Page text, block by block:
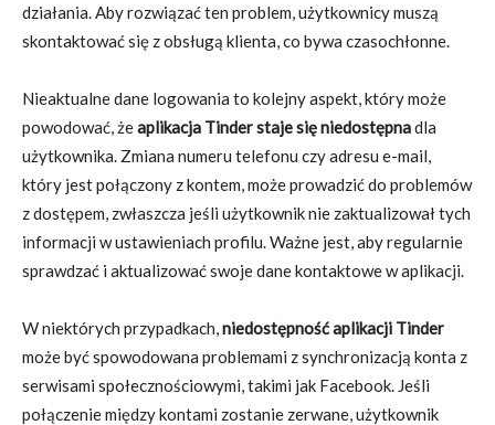
działania. Aby rozwiązać ten problem, użytkownicy muszą
skontaktować się z obsługą klienta, co bywa czasochłonne.
Nieaktualne dane logowania to kolejny aspekt, który może
powodować, żeaplikacja Tinder staje się niedostępnadla
użytkownika. Zmiana numeru telefonu czy adresu e-mail,
który jest połączony z kontem, może prowadzić do problemów
z dostępem, zwłaszcza jeśli użytkownik nie zaktualizował tych
informacji w ustawieniach profilu. Ważne jest, aby regularnie
sprawdzać i aktualizować swoje dane kontaktowe w aplikacji.
W niektórych przypadkach,niedostępność aplikacji Tinder
może być spowodowana problemami z synchronizacją konta z
serwisami społecznościowymi, takimi jak Facebook. Jeśli
połączenie między kontami zostanie zerwane, użytkownik